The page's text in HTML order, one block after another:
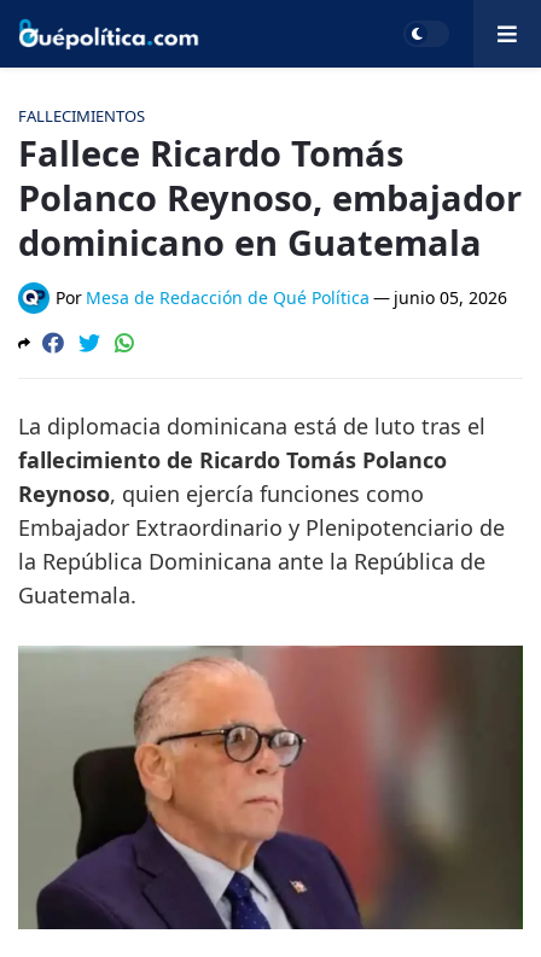
FALLECIMIENTOS
Fallece Ricardo Tomás
Polanco Reynoso, embajador
dominicano en Guatemala
Por Mesa de Redacción de Qué Política — junio 05, 2026
La diplomacia dominicana está de luto tras el
fallecimiento de Ricardo Tomás Polanco
Reynoso, quien ejercía funciones como
Embajador Extraordinario y Plenipotenciario de
la República Dominicana ante la República de
Guatemala.